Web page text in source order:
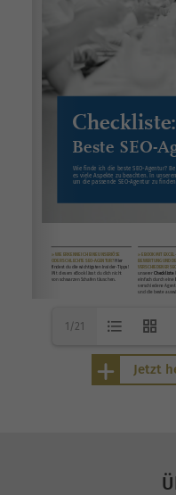
https://www.onlinesolutionsgroup.de/ueber
1/21
Jetzt